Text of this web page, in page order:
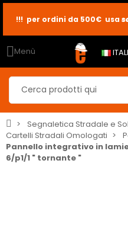
!!! per ordini da 500€ usa
Menù
Segnaletica Stradale e
Cartelli Stradali Omologati
Pannello integrativo in
6/p1/1 " tornante "